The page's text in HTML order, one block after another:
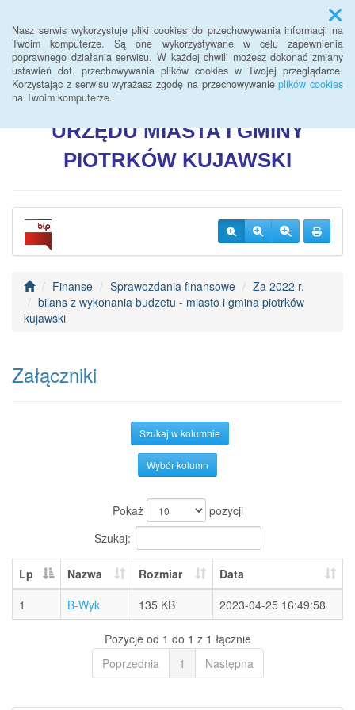
Nasz serwis wykorzystuje pliki cookies do przechowywania informacji na
Twoim komputerze. Są one wykorzystywane w celu zapewnienia
poprawnego działania serwisu. W każdej chwili możesz dokonać zmiany
ustawień dot. przechowywania plików cookies w Twojej przeglądarce.
Korzystając z serwisu wyrażasz zgodę na przechowywanieplików cookies
na Twoim komputerze.
Menu
BIULETYN INFORMACJI
URZĘDUMIASTA I GMINY
PIOTRKÓW KUJAWSKI
Finanse Sprawozdania finansowe
Za 2022 r.
bilans z wykonania budzetu - miasto i gmina piotrków
kujawski
Załączniki
Szukaj w kolumnie
Wybór kolumn
Pokaż
pozycji
Szukaj:
Lp Nazwa Rozmiar
Data
1
B-Wyk 135 KB 2023-04-25 16:49:58
Pozycje od 1 do 1 z 1 łącznie
Poprzednia
1 Następna